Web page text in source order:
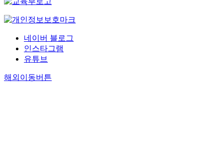
네이버 블로그
인스타그램
유튜브
해외이동버튼